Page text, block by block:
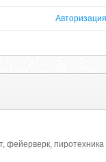
Авторизация
фейерверк,